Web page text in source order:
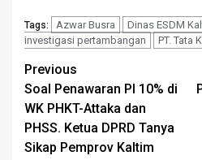
Tags: Azwar Busra Dinas ESDM
investigasi pertambangan
PT. Tata
Post
navigation
Previous
Soal Penawaran PI 10% di
WK PHKT-Attaka dan
PHSS. Ketua DPRD Tanya
Sikap Pemprov Kaltim